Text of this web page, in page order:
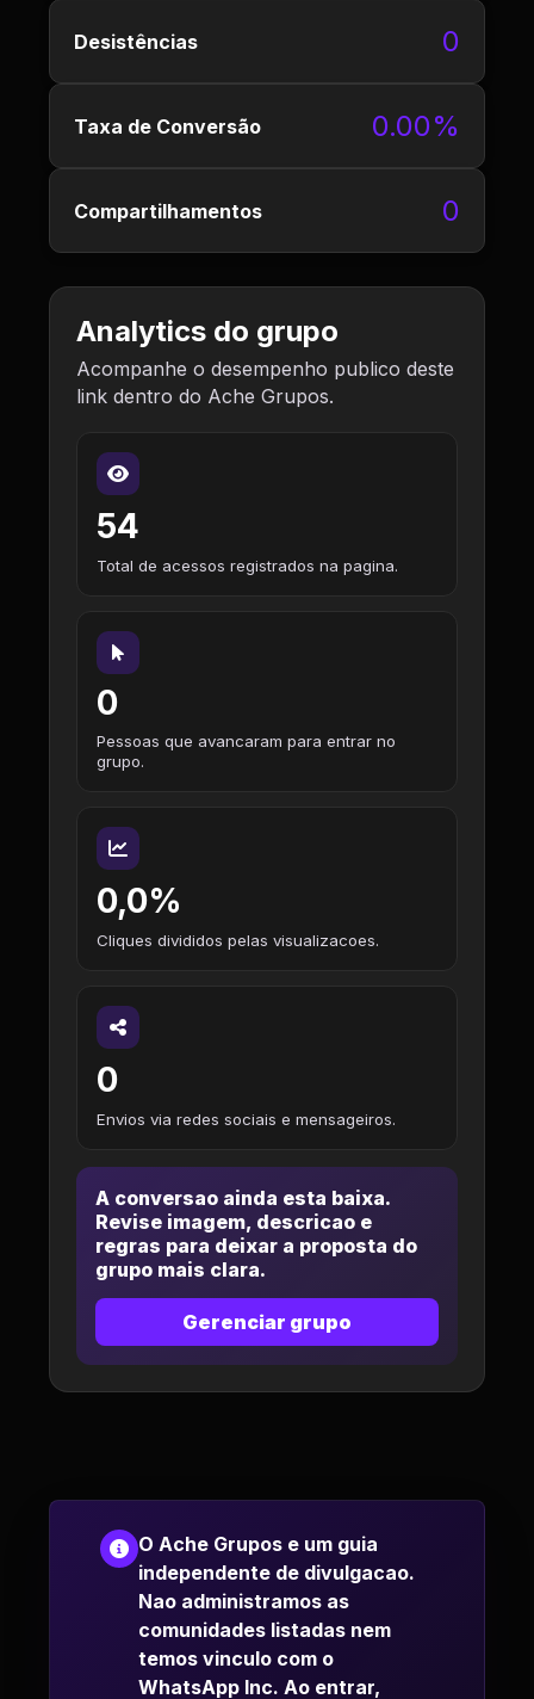
Desistências 0
Taxa de Conversão 0.00%
Compartilhamentos 0
Analytics do grupo
Acompanhe o desempenho publico deste
link dentro do Ache Grupos.
54
Total de acessos registrados na pagina.
0
Pessoas que avancaram para entrar no
grupo.
0,0%
Cliques divididos pelas visualizacoes.
0
Envios via redes sociais e mensageiros.
A conversao ainda esta baixa.
Revise imagem, descricao e
regras para deixar a proposta do
grupo mais clara.
Gerenciar grupo
O Ache Grupos e um guia
independente de divulgacao.
Nao administramos as
comunidades listadas nem
temos vinculo com o
WhatsApp Inc. Ao entrar,